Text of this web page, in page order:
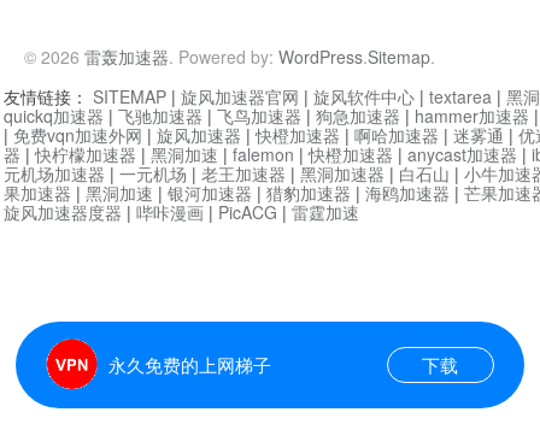
© 2026 雷轰加速器. Powered by: WordPress.Sitemap.
永久免费的上网梯子 下载
友情链接： SITEMAP | 旋风加速器官网 | 旋风软件中心 | textarea | 黑
quickq加速器 | 飞驰加速器 | 飞鸟加速器 | 狗急加速器 | hammer加速器
| 免费vqn加速外网 | 旋风加速器 |快橙加速器 | 啊哈加速器 | 迷雾通 | 优
器 |快柠檬加速器 | 黑洞加速 | falemon |快橙加速器 | anycast加速器 |
元机场加速器 | 一元机场 | 老王加速器 | 黑洞加速器 | 白石山 | 小牛加速
果加速器 | 黑洞加速 | 银河加速器 | 猎豹加速器 | 海鸥加速器 | 芒果加速
旋风加速器度器 | 哔咔漫画 | PicACG | 雷霆加速